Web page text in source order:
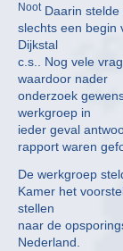
NootDaarin stelde
slechts een begin
Dijkstal
c.s.. Nog vele
waardoor nader
onderzoek
werkgroep in
ieder geval
rapport waren
De werkgroep
Kamer het
stellen
naar de
Nederland.